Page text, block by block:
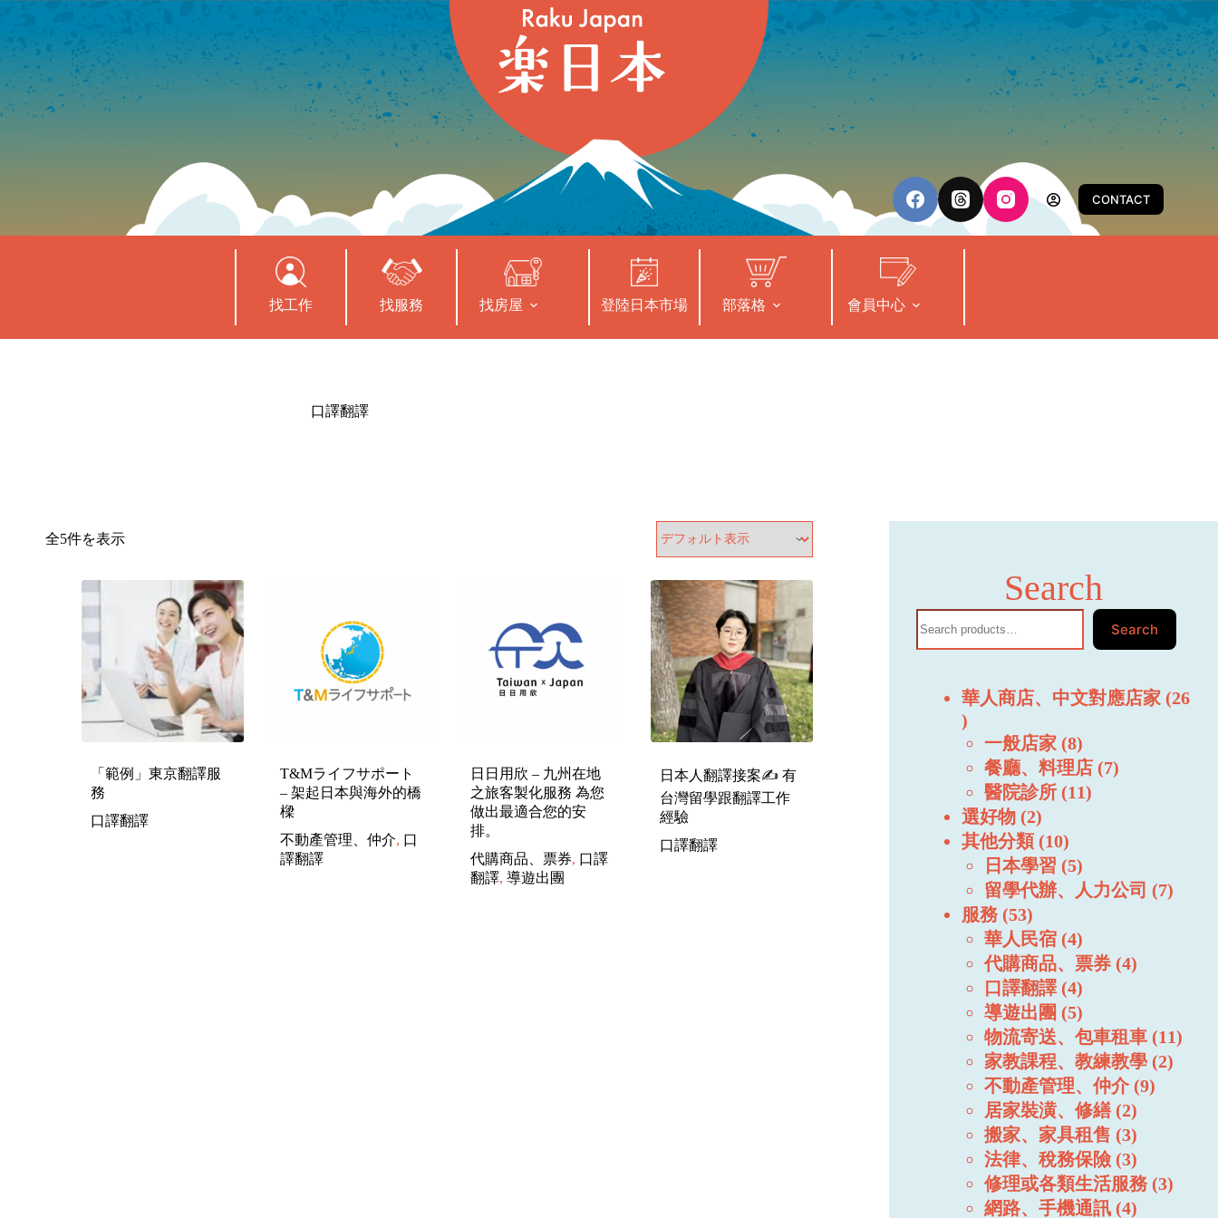
CONTACT
找工作 找服務 找房屋 登陸日本市場 部落格 會員中心
口譯翻譯
全5件を表示
「範例」東京翻譯服
務
口譯翻譯
T&Mライフサポート
– 架起日本與海外的橋
樑
不動產管理、仲介, 口
譯翻譯
日日用欣 – 九州在地
之旅客製化服務 為您
做出最適合您的安
排。
代購商品、票券, 口譯
翻譯, 導遊出團
日本人翻譯接案✍️ 有
台灣留學跟翻譯工作
經驗
口譯翻譯
Search
Search
華人商店、中文對應店家 26
一般店家 8
餐廳、料理店 7
醫院診所 11
選好物 2
其他分類 10
日本學習 5
留學代辦、人力公司
7
服務 53
華人民宿 4
代購商品、票券 4
口譯翻譯 4
導遊出團
5
物流寄送、包車租車 11
家教課程、教練教學 2
不動產管理、仲介 9
居家裝潢、修繕 2
搬家、家具租售 3
法律、稅務保險 3
修理或各類生活服務 3
網路、手機通訊 4